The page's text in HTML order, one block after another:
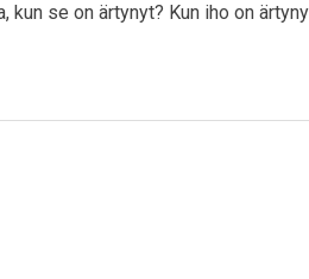
kun se on ärtynyt? Kun iho on